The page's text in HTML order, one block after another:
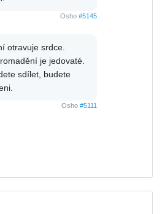
Osho #5145
otravuje srdce.
je jedovaté.
sdílet, budete
Osho #5111